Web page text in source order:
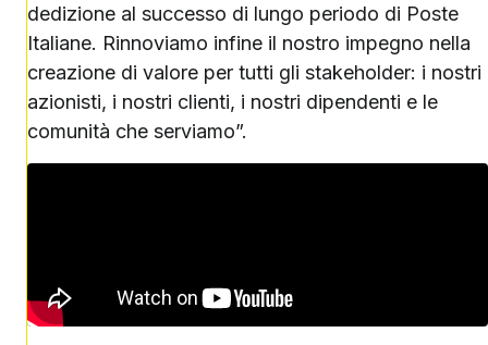
dedizione al successo di lungo periodo di Poste
Italiane. Rinnoviamo infine il nostro impegno nella
creazione di valore per tutti gli stakeholder: i nostri
azionisti, i nostri clienti, i nostri dipendenti e le
comunità che serviamo”.